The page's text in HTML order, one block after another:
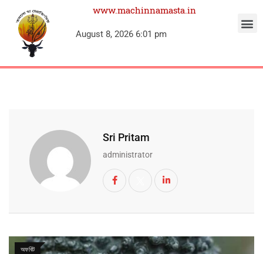
www.machinnamasta.in
August 8, 2026 6:01 pm
Sri Pritam
administrator
অফবিট